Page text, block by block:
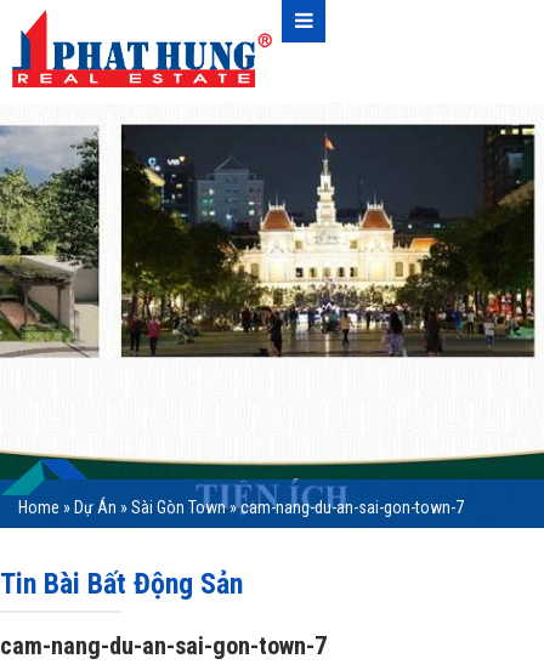
Home » Dự Án »Sài Gòn Town»cam-nang-du-an-sai-gon-town-7
Tin Bài Bất Động Sản
cam-nang-du-an-sai-gon-town-7